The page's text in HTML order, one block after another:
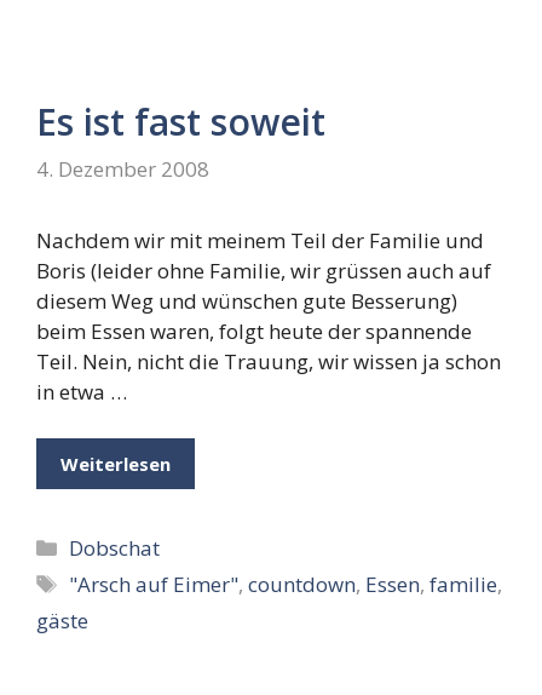
Es ist fast soweit
4. Dezember 2008
Nachdem wir mit meinem Teil der Familie und
Boris (leider ohne Familie, wir grüssen auch auf
diesem Weg und wünschen gute Besserung)
beim Essen waren, folgt heute der spannende
Teil. Nein, nicht die Trauung, wir wissen ja schon
in etwa …
Weiterlesen
Kategorien
Dobschat
Schlagwörter
"Arsch auf Eimer",countdown, Essen,familie,
gäste